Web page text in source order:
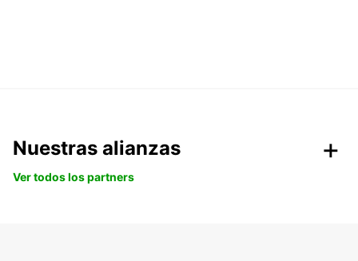
Nuestras alianzas
Ver todos los partners